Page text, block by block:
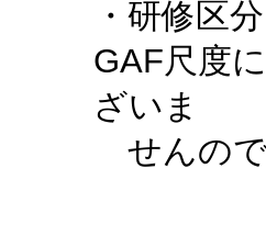
・研修区
GAF尺度
ざいま
せんの